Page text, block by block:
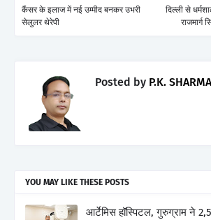
दिल्ली से
कैंसर के इलाज में नई उम्मीद बनकर उभरी
सेलुलर थेरेपी
Posted by P.K. SHARMA
YOU MAY LIKE THESE POSTS
आर्टेमिस हॉस्पिटल, गुरुग्राम ने